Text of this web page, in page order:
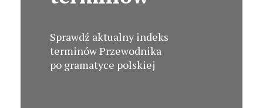
Sprawdź aktualny indeks
terminów Przewodnika
po gramatyce polskiej